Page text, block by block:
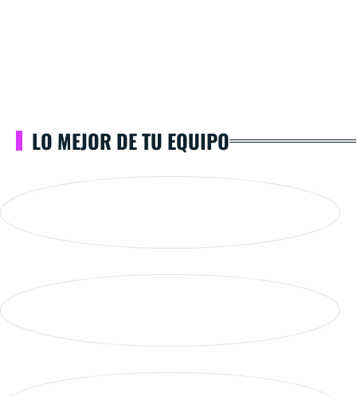
LO MEJOR DE TU EQUIPO